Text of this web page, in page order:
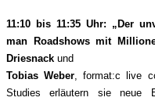
11:10 bis 11:35 Uhr: „ Der
man Roadshows mit
Driesnack und
Tobias Weber, format:c live
Studies erläutern sie neue